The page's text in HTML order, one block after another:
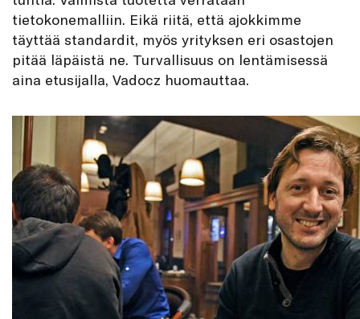
tietokonemalliin. Eikä riitä, että ajokkimme
täyttää standardit, myös yrityksen eri osastojen
pitää läpäistä ne. Turvallisuus on lentämisessä
aina etusijalla, Vadocz huomauttaa.